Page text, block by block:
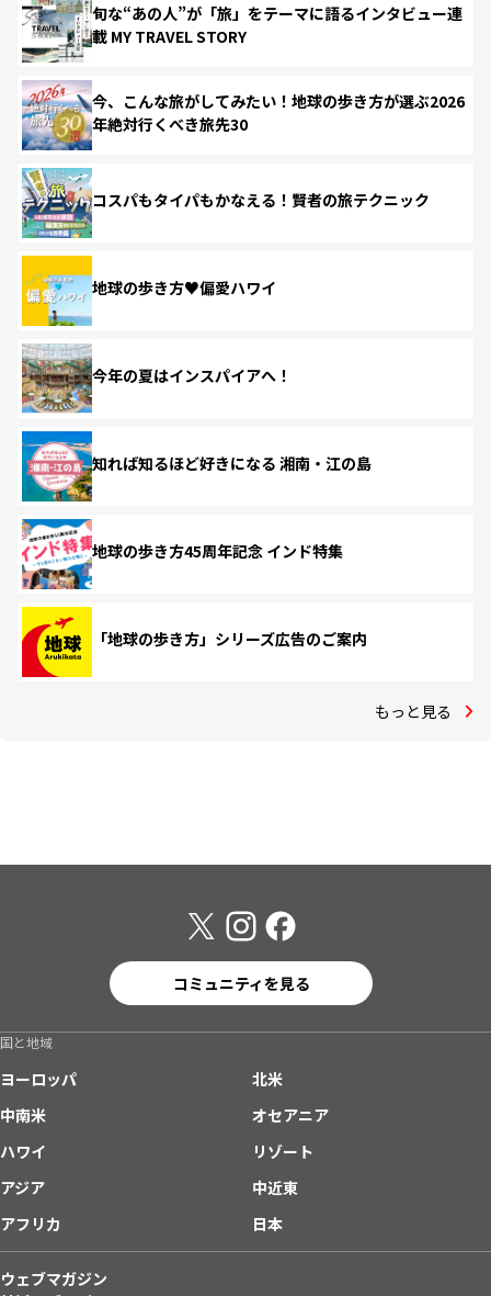
旬な“あの人”が「旅」をテーマに語るインタビュー連
載 MY TRAVEL STORY
今、こんな旅がしてみたい！地球の歩き方が選ぶ2026
年絶対行くべき旅先30
コスパもタイパもかなえる！賢者の旅テクニック
地球の歩き方♥偏愛ハワイ
今年の夏はインスパイアへ！
知れば知るほど好きになる 湘南・江の島
地球の歩き方45周年記念 インド特集
「地球の歩き方」シリーズ広告のご案内
もっと見る
コミュニティを見る
国と地域
ヨーロッパ
北米
中南米
オセアニア
ハワイ
リゾート
アジア
中近東
アフリカ
日本
ウェブマガジン